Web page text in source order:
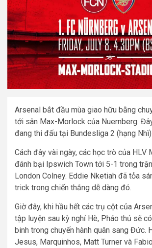
Arsenal bắt đầu mùa giao hữu bằng
tới sân Max-Morlock của Nuernberg.
đang thi đấu tại Bundesliga 2 (hạng
Cách đây vài ngày, các học trò của HLV
đánh bại Ipswich Town tới 5-1 trong
London Colney. Eddie Nketiah đã tỏa
trick trong chiến thắng dễ dàng đó.
Giờ đây, khi hầu hết các trụ cột của
tập luyện sau kỳ nghỉ Hè, Pháo thủ sẽ
binh trong chuyến hành quân sang Đức.
Jesus, Marquinhos, Matt Turner và